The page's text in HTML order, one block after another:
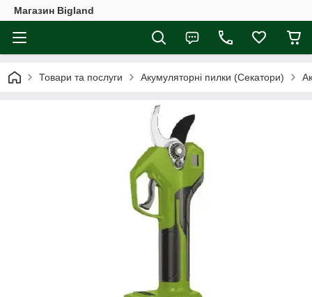
Магазин Bigland
Товари та послуги Акумуляторні пилки (Секатори)